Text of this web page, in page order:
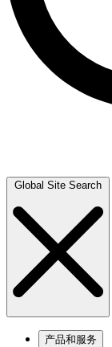
Global Site Search
产品和服务